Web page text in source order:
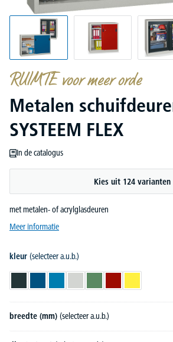
RUIMTE voor meer orde
Metalen
SYSTEEM FLEX
In de catalogus
Kies uit 124 varianten
met metalen- of acrylglasdeuren
Meer informatie
kleur (selecteer a.u.b.)
breedte (mm) (selecteer a.u.b.)